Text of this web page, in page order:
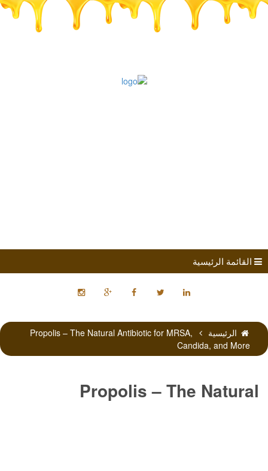
القائمة الرئيسية
الرئيسية
Propolis – The Natural Antibiotic for MRSA,
Candida, and More
Propolis – The Natural